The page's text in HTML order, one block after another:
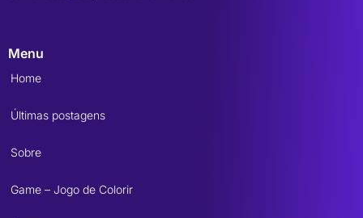
Menu
Home
Últimas postagens
Sobre
Game – Jogo de Colorir